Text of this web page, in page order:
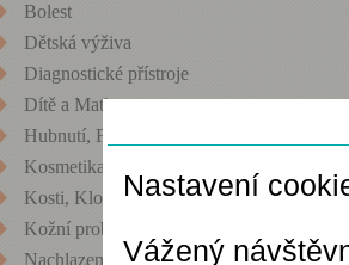
Bolest
Dětská výživa
Diagnostické přístroje
Dítě a Matka
Hubnutí, Fitness
Kosmetika
Kosti, Klouby
Kožní problémy
Nachlazení
Nastavení
Vážený